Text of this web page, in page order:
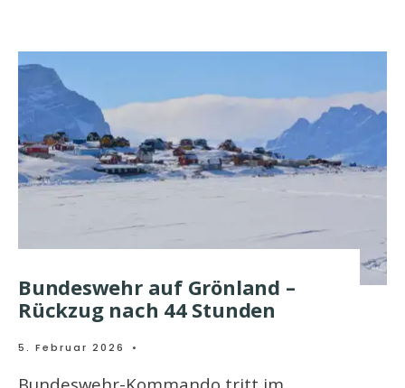
Bundeswehr auf Grönland –
Rückzug nach 44 Stunden
5. Februar 2026 •